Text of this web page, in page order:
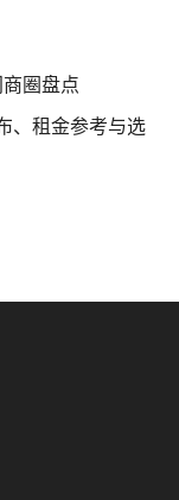
圈盘点
、租金参考与选